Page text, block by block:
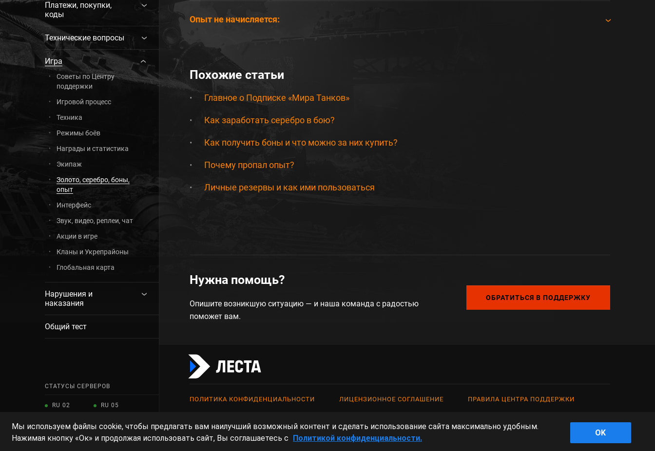
Платежи, покупки,
коды
Технические вопросы
Игра
Советы по Центру
поддержки
Игровой процесс
Техника
Режимы боёв
Награды и статистика
Экипаж
Золото, серебро, боны,
опыт
Интерфейс
Звук, видео, реплеи, чат
Акции в игре
Кланы и Укрепрайоны
Глобальная карта
Нарушения и
наказания
Общий тест
СТАТУСЫ СЕРВЕРОВ
RU 02 RU 05
Показать ещё 4 сервера
Опыт не начисляется:
Похожие статьи
Главное о Подписке «Мира Танков»
Как заработать серебро в бою?
Как получить боны и что можно за них купить?
Почему пропал опыт?
Личные резервы и как ими пользоваться
Нужна помощь?
Опишите возникшую ситуацию — и наша команда с радостью
поможет вам.
ОБРАТИТЬСЯ В ПОДДЕРЖКУ
Русский
ПОЛИТИКА КОНФИДЕНЦИАЛЬНОСТИ ЛИЦЕНЗИОННОЕ СОГЛАШЕНИЕ ПРАВИЛА ЦЕНТРА ПОДДЕРЖКИ
© Леста Игры, 2022–2026. Игры «Мир танков», «Мир кораблей», Tanks Blitz основаны на интеллектуальной собственности третьих лиц. Все
права на объекты прав третьих лиц принадлежат их законным правообладателям.
Мы используем файлы cookie, чтобы предлагать вам наилучший возможный контент и сделать использование сайта максимально удобным.
Нажимая кнопку «Ок» и продолжая использовать сайт, Вы соглашаетесь с Политикой конфиденциальности.
OK